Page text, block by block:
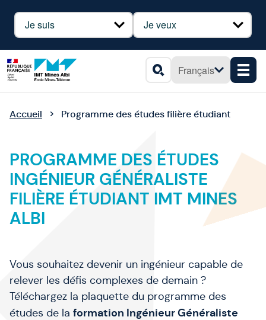
Profil Besoin
Rechercher
Français
Accueil Programme des études filière étudiant
PROGRAMME DES ÉTUDES
INGÉNIEUR GÉNÉRALISTE
FILIÈRE ÉTUDIANT IMT MINES
ALBI
Vous souhaitez devenir un ingénieur capable de
relever les défis complexes de demain ?
Téléchargez la plaquette du programme des
études de la formation Ingénieur Généraliste